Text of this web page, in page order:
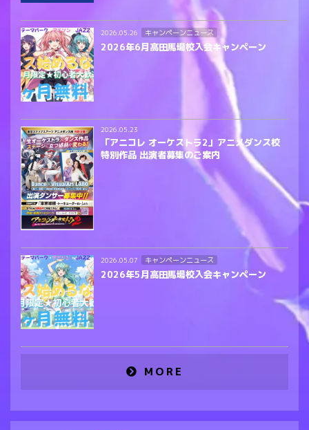
2026.05.26 キャンペーンニュース
2026年6月高田馬場校入会キャンペーン
2026.05.23
「アニコレ オーケストラ2」アニメダンス校
特別作品 出演者募集のご案内
2026.05.07 キャンペーンニュース
2026年5月高田馬場校入会キャンペーン
MORE